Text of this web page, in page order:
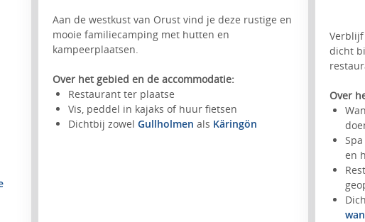
Aan de westkust van Orust vind je deze rustige en
mooie familiecamping met hutten en
kampeerplaatsen.
Over het gebied en de accommodatie:
Restaurant ter plaatse
Vis, peddel in kajaks of huur fietsen
Dichtbij zowel Gullholmen als Käringön
dicht
Over
en